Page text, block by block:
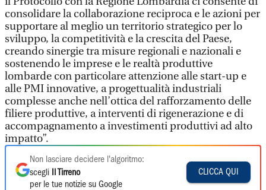
consolidare la collaborazione reciproca e le azioni per
supportare al meglio un territorio strategico per lo
sviluppo, la competitività e la crescita del Paese,
creando sinergie tra misure regionali e nazionali e
sostenendo le imprese e le realtà produttive
lombarde con particolare attenzione alle start-up e
alle PMI innovative, a progettualità industriali
complesse anche nell’ottica del rafforzamento delle
filiere produttive, a interventi di rigenerazione e di
accompagnamento a investimenti produttivi ad alto
impatto”.
Non lasciare decidere l'algoritmo:
scegli
Il Tirreno
per le tue notizie su Google
CLICCA QUI